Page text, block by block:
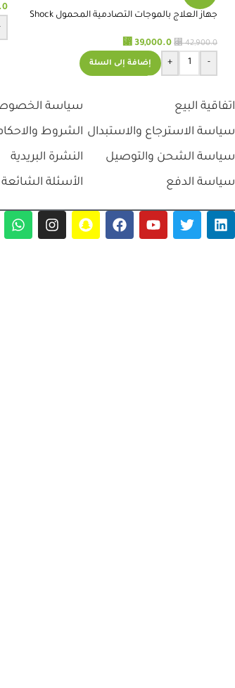
جهاز العلاج بالموجات التصادمية المحمول Shock
⃁42,900.0
⃁ 39,000.0
-
+ إضافة إلى السلة
اتفاقية البيع
سياسة الاسترجاع والاستبدال
سياسة الشحن والتوصيل
سياسة الدفع
سياسة
الشروط
النشرة البريدية
الأسئلة الشائعة